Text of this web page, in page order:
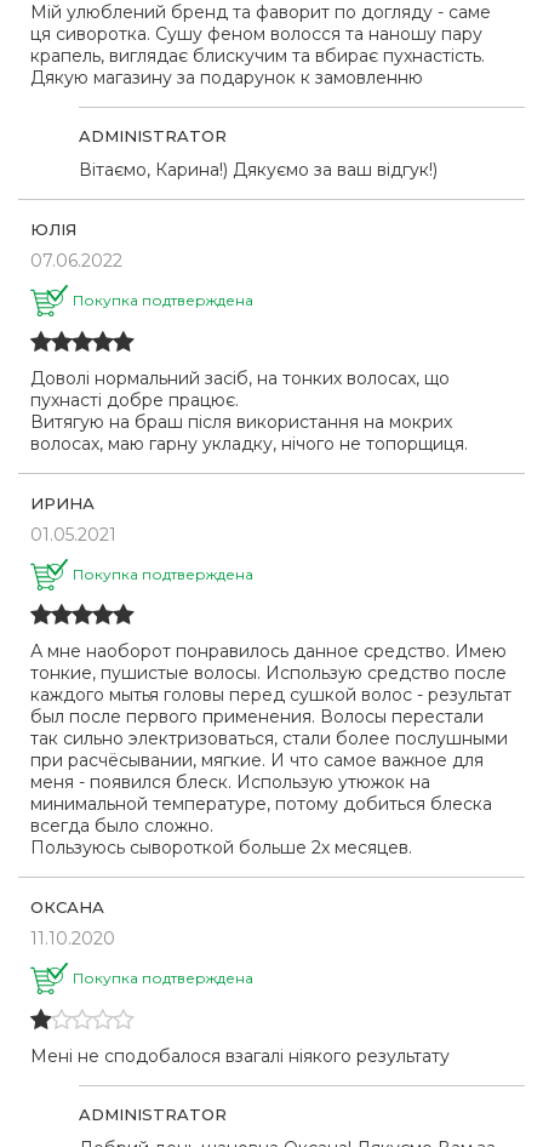
Мій улюблений бренд та фаворит по догляду - саме
ця сиворотка. Сушу феном волосся та наношу пару
крапель, виглядає блискучим та вбирає пухнастість.
Дякую магазину за подарунок к замовленню
ADMINISTRATOR
Вітаємо, Карина!) Дякуємо за ваш відгук!)
ЮЛІЯ
07.06.2022
Покупка подтверждена
Доволі нормальний засіб, на тонких волосах, що
пухнасті добре працює.
Витягую на браш після використання на мокрих
волосах, маю гарну укладку, нічого не топорщиця.
ИРИНА
01.05.2021
Покупка подтверждена
А мне наоборот понравилось данное средство. Имею
тонкие, пушистые волосы. Использую средство после
каждого мытья головы перед сушкой волос - результат
был после первого применения. Волосы перестали
так сильно электризоваться, стали более послушными
при расчёсывании, мягкие. И что самое важное для
меня - появился блеск. Использую утюжок на
минимальной температуре, потому добиться блеска
всегда было сложно.
Пользуюсь сывороткой больше 2х месяцев.
ОКСАНА
11.10.2020
Покупка подтверждена
Мені не сподобалося взагалі ніякого результату
ADMINISTRATOR